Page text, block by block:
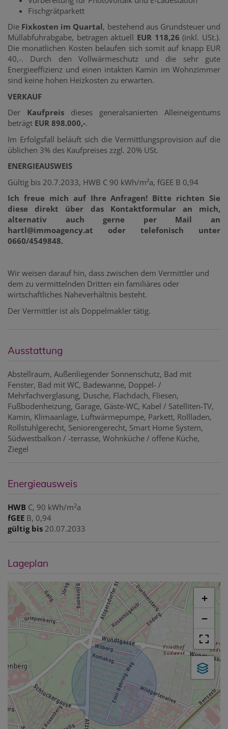
Fischgrätparkett
Die Fixkosten im Quartal, bestehend aus Grundsteuer und
Müllabfuhrabgabe, betragen aktuell EUR 118,26(inkl. USt.).
Die monatlichen Kosten belaufen sich somit auf knapp EUR
40,-. Durch den Vollwärmeschutz und die sehr gute
Energieeffizienz und einen intakten Kamin im Wohnzimmer
sind keine hohen Heizkosten zu erwarten.
VERKAUF
Der Kaufpreis dieses generalsanierten Alleineigentums
beträgt EUR 898.000,-.
Im Erfolgsfall beläuft sich die Vermittlungsprovision auf die
üblichen 3% des Kaufpreises zzgl. 20% USt.
ENERGIEAUSWEIS
Gültig bis 20.7.2033, HWB C 90 kWh/m²a, fGEE B 0,94
Ich freue mich auf Ihre Anfragen! Bitte richten Sie
diese direkt über das Kontaktformular an mich,
alternativ auch gerne per Mail an
hartl@immoagency.at oder telefonisch unter
0660/4549848.
Wir weisen darauf hin, dass zwischen dem Vermittler und
dem zu vermittelnden Dritten ein familiäres oder
wirtschaftliches Naheverhältnis besteht.
Der Vermittler ist als Doppelmakler tätig.
Ausstattung
Abstellraum Außenliegender Sonnenschutz Bad mit
Fenster Bad mit WC Badewanne Doppel- /
Mehrfachverglasung Dusche Flachdach Fliesen
Fußbodenheizung Garage Gäste-WC Kabel / Satelliten-TV
Kamin Klimaanlage Luftwärmepumpe Parkett Rollladen
Rollstuhlgerecht Seniorengerecht Smart Home System
Südwestbalkon / -terrasse Wohnküche / offene Küche
Ziegel
Energieausweis
HWB C, 90 kWh/m2a
fGEE B, 0,94
gültig bis 20.07.2033
Lageplan
+
−